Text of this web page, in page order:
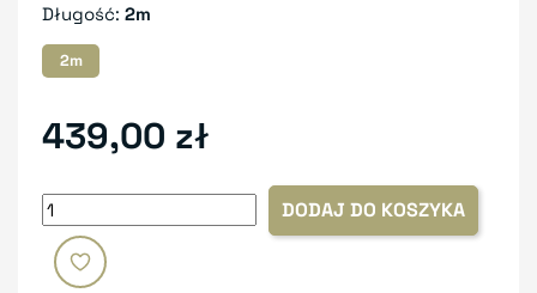
Długość: 2m
2m
439,00 zł
DODAJ DO KOSZYKA